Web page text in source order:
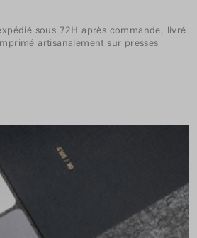
sous 72H après commande, livré
artisanalement sur presses